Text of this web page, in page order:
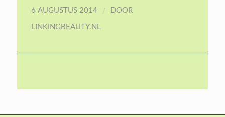
6 AUGUSTUS 2014 / DOOR
LINKINGBEAUTY.NL